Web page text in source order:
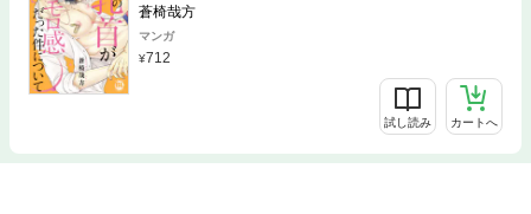
蒼椅哉方
マンガ
712
試し読み カートへ